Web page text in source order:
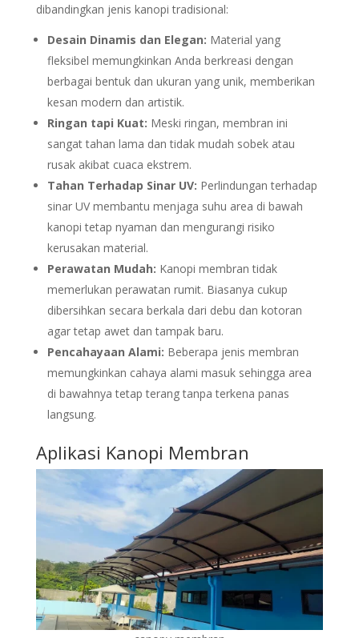
dibandingkan jenis kanopi tradisional:
Desain Dinamis dan Elegan: Material yang
fleksibel memungkinkan Anda berkreasi dengan
berbagai bentuk dan ukuran yang unik, memberikan
kesan modern dan artistik.
Ringan tapi Kuat: Meski ringan, membran ini
sangat tahan lama dan tidak mudah sobek atau
rusak akibat cuaca ekstrem.
Tahan Terhadap Sinar UV: Perlindungan terhadap
sinar UV membantu menjaga suhu area di bawah
kanopi tetap nyaman dan mengurangi risiko
kerusakan material.
Perawatan Mudah: Kanopi membran tidak
memerlukan perawatan rumit. Biasanya cukup
dibersihkan secara berkala dari debu dan kotoran
agar tetap awet dan tampak baru.
Pencahayaan Alami: Beberapa jenis membran
memungkinkan cahaya alami masuk sehingga area
di bawahnya tetap terang tanpa terkena panas
langsung.
Aplikasi Kanopi Membran